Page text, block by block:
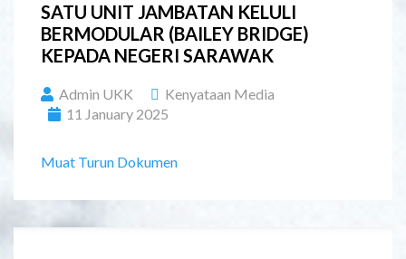
SATU UNIT JAMBATAN KELULI
BERMODULAR (BAILEY BRIDGE)
KEPADA NEGERI SARAWAK
Admin UKK
Kenyataan Media
11 January 2025
Muat Turun Dokumen